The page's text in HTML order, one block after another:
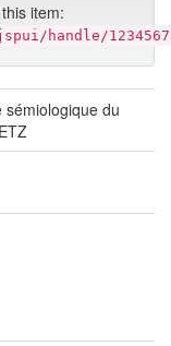
item:
handle/
sémiologique du